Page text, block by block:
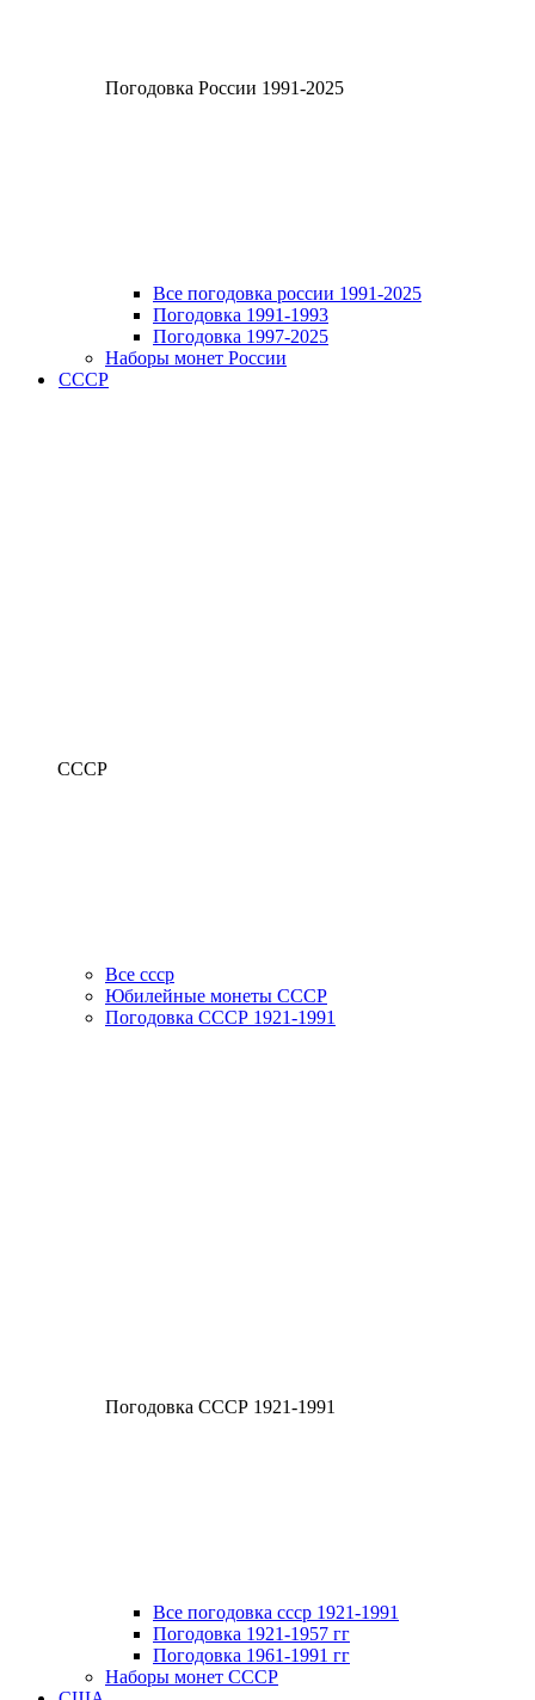
Погодовка России 1991-2025
Все погодовка россии 1991-2025
Погодовка 1991-1993
Погодовка 1997-2025
Наборы монет России
СССР
СССР
Все ссср
Юбилейные монеты СССР
Погодовка СССР 1921-1991
Погодовка СССР 1921-1991
Все погодовка ссср 1921-1991
Погодовка 1921-1957 гг
Погодовка 1961-1991 гг
Наборы монет СССР